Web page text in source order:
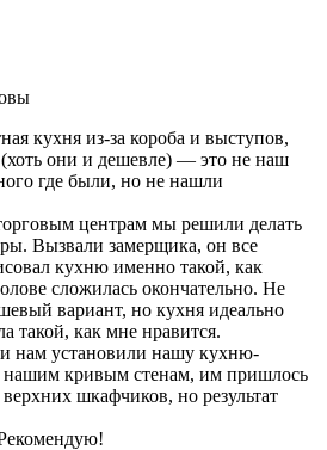
кухня из-за короба и выступов,
они и дешевле) — это не наш
где были, но не нашли
центрам мы решили делать
Вызвали замерщика, он все
кухню именно такой, как
сложилась окончательно. Не
вариант, но кухня идеально
такой, как мне нравится.
нам установили нашу кухню-
нашим кривым стенам, им пришлось
шкафчиков, но результат